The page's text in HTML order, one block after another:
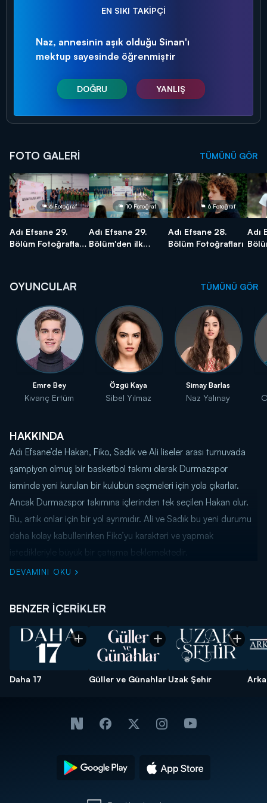
EN SIKI TAKİPÇİ
Naz, annesinin aşık olduğu Sinan'ı
mektup sayesinde öğrenmiştir
DOĞRU YANLIŞ
FOTO GALERİ TÜMÜNÜ GÖR
6 Fotoğraf
Adı Efsane 29.
Bölüm Fotoğrafları
10 Fotoğraf
Adı Efsane 29.
Bölüm'den ilk
6 Fotoğraf
Adı Efsane 28.
Bölüm Fotoğrafları
Adı
OYUNCULAR TÜMÜNÜ GÖR
Emre Bey
Kıvanç Ertüm
Özgü Kaya
Sibel Yılmaz
Simay Barlas
Naz Yalınay
HAKKINDA
Adı Efsane’de Hakan, Fiko, Sadık ve Ali liseler arası turnuvada
şampiyon olmuş bir basketbol takımı olarak Durmazspor
isminde yeni kurulan bir kulübün seçmeleri için yola çıkarlar.
Ancak Durmazspor takımına içlerinden tek seçilen Hakan olur.
Bu, artık onlar için bir yol ayrımıdır. Ali ve Sadık bu yeni durumu
daha kolay kabullenirken Fiko’yu karakteri ve yapmak
istedikleriyle büyük bir çatışma beklemektedir.
DEVAMINI OKU
BENZER İÇERİKLER
Daha 17 Güller ve Günahlar Uzak Şehir